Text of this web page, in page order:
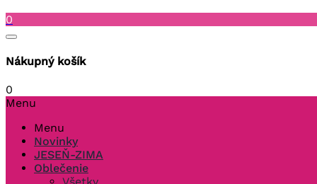
0
Nákupný košík
0
Menu
Menu
Novinky
JESEŇ-ZIMA
Oblečenie